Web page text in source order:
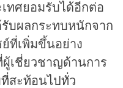
ทศยอมรับได้อีกต่อ
รับผลกระทบหนักจาก
ที่เพิ่มขึ้นอย่าง
ผู้เชี่ยวชาญด้านการ
ที่สะท้อนไปทั่ว